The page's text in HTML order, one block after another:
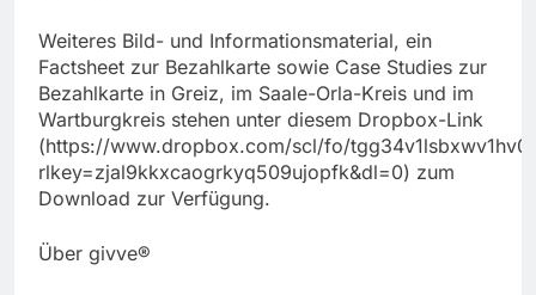
Weiteres Bild- und Informationsmaterial, ein
Factsheet zur Bezahlkarte sowie Case Studies zur
Bezahlkarte in Greiz, im Saale-Orla-Kreis und im
Wartburgkreis stehen unter diesem Dropbox-Link
(https://www.dropbox.com/scl/fo/
rlkey=zjal9kkxcaogrkyq509ujopfk&dl=0) zum
Download zur Verfügung.
Über givve®